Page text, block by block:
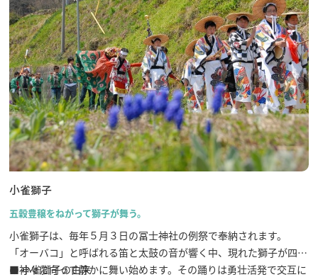
小雀獅子
五穀豊穣をねがって獅子が舞う。
小雀獅子は、毎年５月３日の冨士神社の例祭で奉納されます。
「オーバコ」と呼ばれる笛と太鼓の音が響く中、現れた獅子が四方
の神々に向って静かに舞い始めます。その踊りは勇壮活発で交互に
■ 小雀獅子の由来